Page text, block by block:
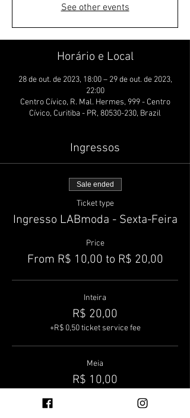
See other events
Horário e Local
28 de out. de 2023, 18:00 – 29 de out. de 2023,
22:00
Centro Cívico, R. Mal. Hermes, 999 - Centro
Cívico, Curitiba - PR, 80530-230, Brazil
Ingressos
Sale ended
Ticket type
Ingresso LABmoda - Sexta-Feira
Price
From R$ 10,00 to R$ 20,00
Inteira
R$ 20,00
+R$ 0,50 ticket service fee
Meia
R$ 10,00